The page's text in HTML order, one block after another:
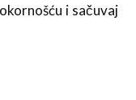
i sačuvaj